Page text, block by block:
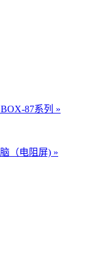
87系列 »
（电阻屏) »